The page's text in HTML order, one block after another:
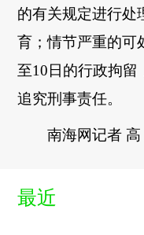
的有关规定进行处
育；情节严重的可
至10日的行政拘留
追究刑事责任。
南海网记者 高
最近